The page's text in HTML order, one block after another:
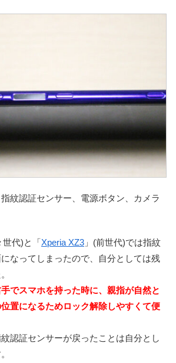
紋認証センサー、電源ボタン、カメラ
世代)と「Xperia XZ3 」(前世代)では指紋
なってしまったので、自分としては残
でスマホを持った時に、親指が自然と
置になるためロック解除しやすくて便
認証センサーが戻ったことは自分とし